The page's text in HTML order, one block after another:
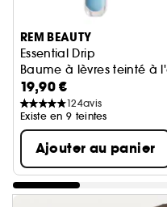
Ignorer le carrousel
REM BEAUTY
Essential Drip
Baume à lèvres teinté à
19,90 €
124avis
Existe en 9 teintes
Ajouter au panier